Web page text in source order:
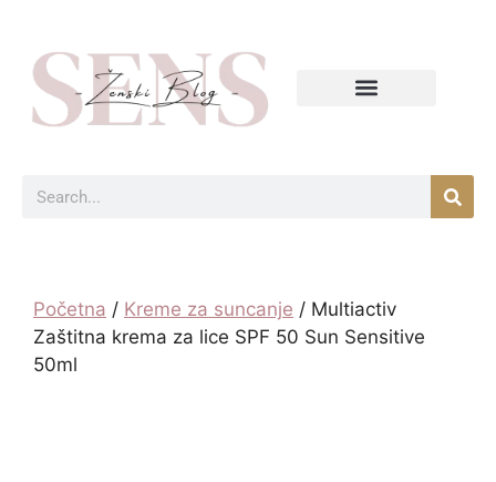
Početna / Kreme za suncanje / Multiactiv
Zaštitna krema za lice SPF 50 Sun Sensitive
50ml